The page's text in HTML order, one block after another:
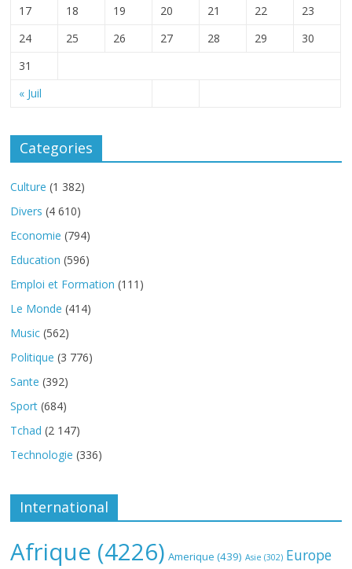
« Juil
17
18 19 20 21 22
23
24
25 26 27 28 29
30
31
Categories
Culture (1 382)
Divers (4 610)
Economie (794)
Education (596)
Emploi et Formation (111)
Le Monde (414)
Music (562)
Politique (3 776)
Sante (392)
Sport (684)
Tchad (2 147)
Technologie (336)
International
Afrique (4226) Amerique (439) Asie (302) Europe